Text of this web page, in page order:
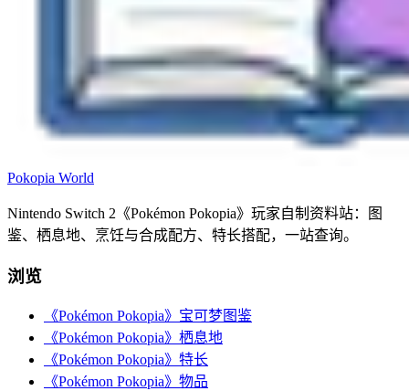
Pokopia World
Nintendo Switch 2《Pokémon Pokopia》玩家自制资料站：图
鉴、栖息地、烹饪与合成配方、特长搭配，一站查询。
浏览
《Pokémon Pokopia》宝可梦图鉴
《Pokémon Pokopia》栖息地
《Pokémon Pokopia》特长
《Pokémon Pokopia》物品